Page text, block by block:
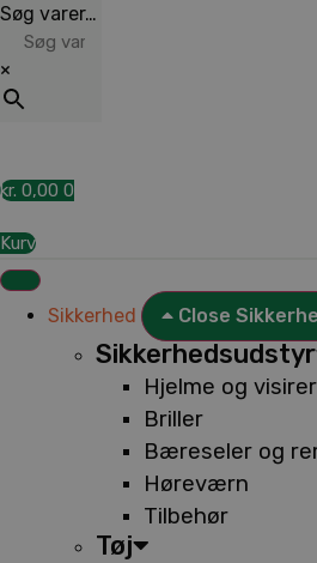
Søg varer…
×
kr. 0,00 0
Kurv
Sikkerhed Close
Sikkerhedsudstyr
Hjelme og visirer
Briller
Bæreseler og
Høreværn
Tilbehør
Tøj